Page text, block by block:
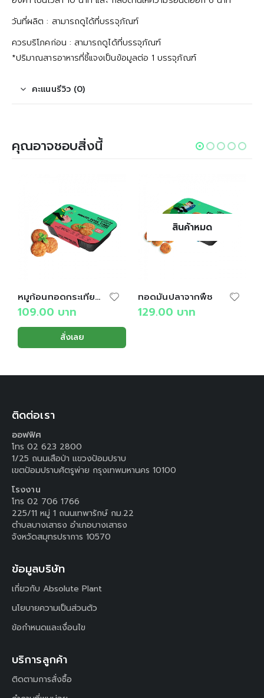
วันที่ผลิต : สามารถดูได้ที่บรรจุภัณฑ์
ควรบริโภคก่อน : สามารถดูได้ที่บรรจุภัณฑ์
*ปริมาณสารอาหารที่ชี้แจงเป็นข้อมูลต่อ 1 บรรจุภัณฑ์
คะแนนรีวิว (0)
คุณอาจชอบสิ่งนี้
หมูก้อนทอดกระเทียมจากพืช
109.00 บาท
สั่งเลย
สินค้าหมด
ทอดมันปลาจากพืช
129.00 บาท
ติดต่อเรา
ออฟฟิศ
โทร 02 623 2800
1/25 ถนนเสือป่า แขวงป้อมปราบ
เขตป้อมปราบศัตรูพ่าย กรุงเทพมหานคร 10100
โรงงาน
โทร 02 706 1766
225/11 หมู่ 1 ถนนเทพารักษ์ กม.22
ตำบลบางเสาธง อำเภอบางเสาธง
จังหวัดสมุทรปราการ 10570
ข้อมูลบริษัท
เกี่ยวกับ Absolute Plant
นโยบายความเป็นส่วนตัว
ข้อกำหนดและเงื่อนไข
บริการลูกค้า
ติดตามการสั่งซื้อ